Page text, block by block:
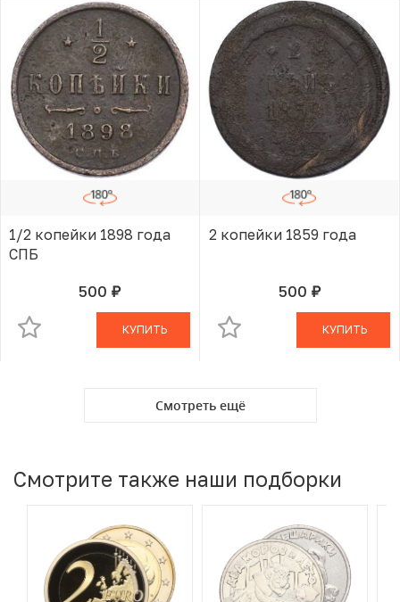
1/2 копейки 1898 года
СПБ
500 руб.В КОРЗИНЕ
КУПИТЬ
2 копейки 1859 года
500 руб.В КОРЗИНЕ
КУПИТЬ
Смотреть ещё
Смотрите также наши подборки